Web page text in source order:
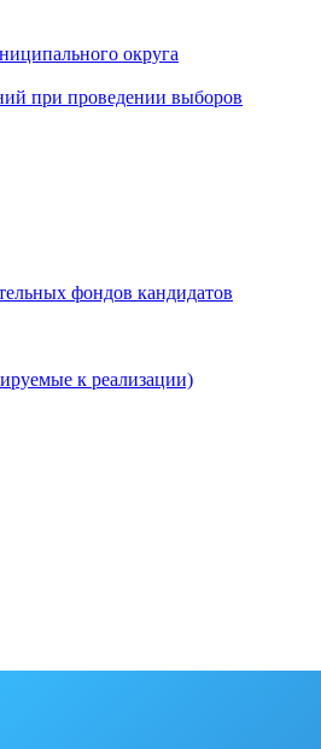
округа
при проведении выборов
фондов кандидатов
к реализации)